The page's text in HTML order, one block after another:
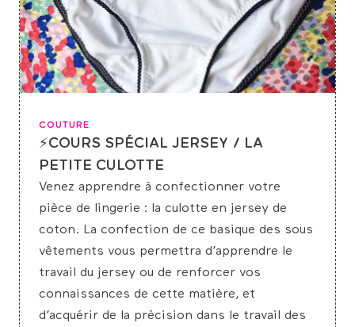
COUTURE
⚡COURS SPÉCIAL JERSEY / LA
PETITE CULOTTE
Venez apprendre à confectionner votre
pièce de lingerie : la culotte en jersey de
coton. La confection de ce basique des sous
vêtements vous permettra d’apprendre le
travail du jersey ou de renforcer vos
connaissances de cette matière, et
d’acquérir de la précision dans le travail des